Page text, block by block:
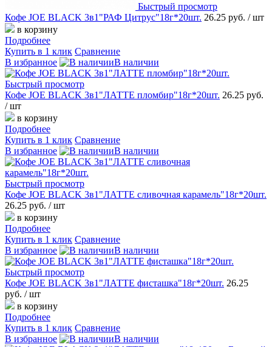
Быстрый просмотр
Кофе JOE BLACK 3в1"РАФ Цитрус"18г*20шт. 26.25 руб. / шт
в корзину
Подробнее
Купить в 1 клик Сравнение
В избранное
В наличии
Быстрый просмотр
Кофе JOE BLACK 3в1"ЛАТТЕ пломбир"18г*20шт. 26.25 руб.
/ шт
в корзину
Подробнее
Купить в 1 клик Сравнение
В избранное
В наличии
Быстрый просмотр
Кофе JOE BLACK 3в1"ЛАТТЕ сливочная карамель"18г*20шт.
26.25 руб. / шт
в корзину
Подробнее
Купить в 1 клик Сравнение
В избранное
В наличии
Быстрый просмотр
Кофе JOE BLACK 3в1"ЛАТТЕ фисташка"18г*20шт. 26.25
руб. / шт
в корзину
Подробнее
Купить в 1 клик Сравнение
В избранное
В наличии